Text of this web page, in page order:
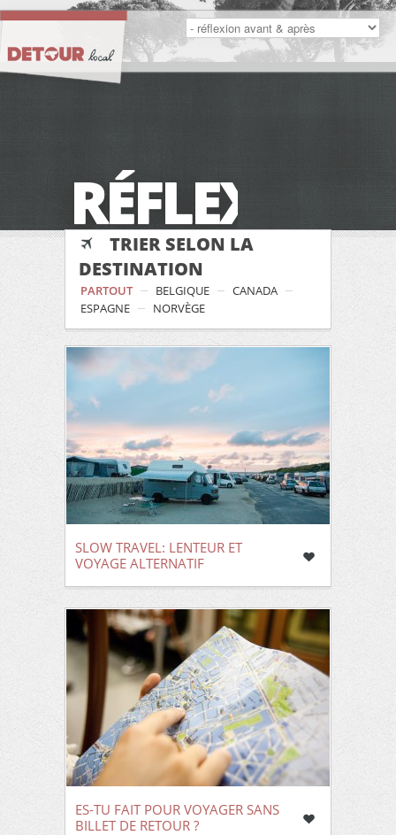
RÉFLEXION
TRIER SELON LA
DESTINATION
PARTOUT BELGIQUE
CANADA
ESPAGNE
NORVÈGE
SLOW TRAVEL: LENTEUR ET
VOYAGE ALTERNATIF
ES-TU FAIT POUR VOYAGER SANS
BILLET DE RETOUR ?